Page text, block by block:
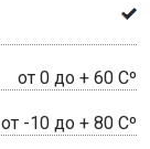
от 0 до + 60 Сº
от -10 до + 80 Сº